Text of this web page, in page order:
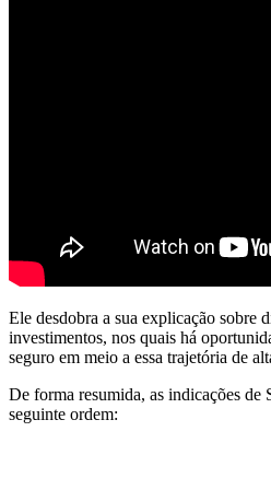
Ele desdobra a sua explicação sobre
investimentos, nos quais há
seguro em meio a essa trajetória de
De forma resumida, as indicações de
seguinte ordem: